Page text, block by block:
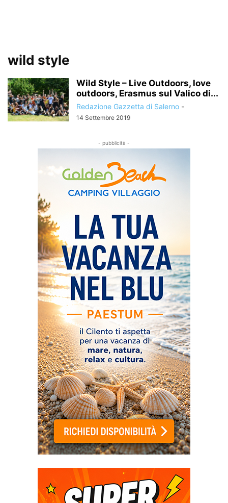
wild style
Wild Style – Live Outdoors, love
outdoors, Erasmus sul Valico di...
Redazione Gazzetta di Salerno -
14 Settembre 2019
- pubblicità -